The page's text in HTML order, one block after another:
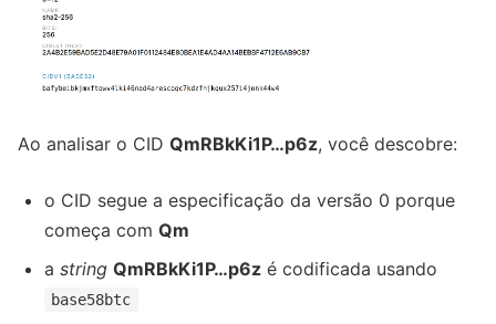
Ao analisar o CID QmRBkKi1P…p6z, você descobre:
o CID segue a especificação da versão 0 porque
começa com Qm
a string QmRBkKi1P…p6z é codificada usando
base58btc